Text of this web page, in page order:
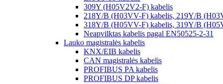
309Y (H05V2V2-F) kabelis
218Y/B (H03VV-F) kabelis, 219Y/B
318Y/B (H05VV-F) kabelis, 319Y/B
Neapvilktas kabelis pagal EN50525-2-31
Lauko magistralės kabelis
KNX/EIB kabelis
CAN magistralės kabelis
PROFIBUS PA kabelis
PROFIBUS DP kabelis